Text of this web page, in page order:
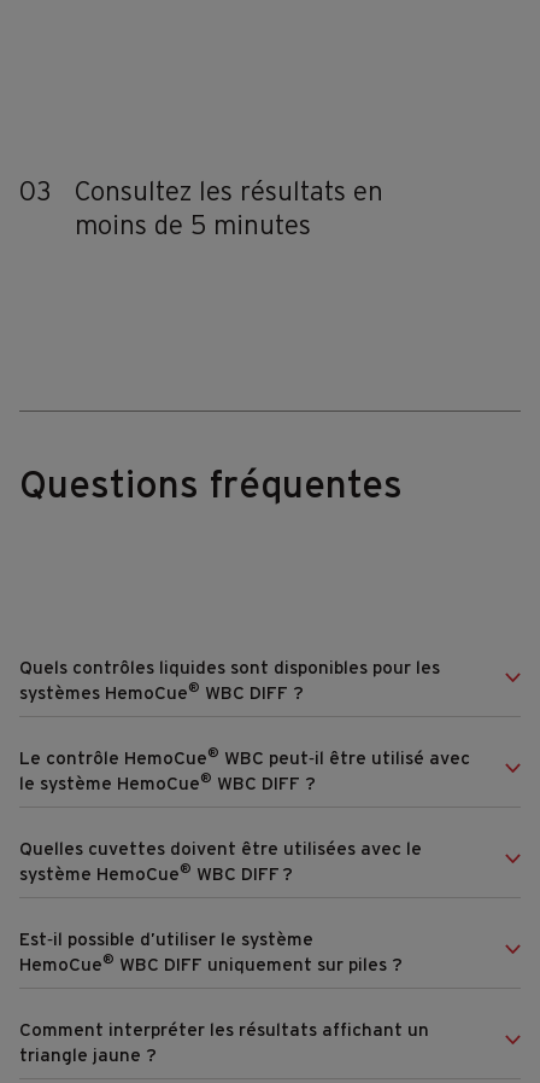
03
Consultez les résultats en
moins de 5 minutes
Questions fréquentes
Quels contrôles liquides sont disponibles pour les
systèmes HemoCue® WBC DIFF ?
Le contrôle HemoCue® WBC peut‑il être utilisé avec
le système HemoCue® WBC DIFF ?
Quelles cuvettes doivent être utilisées avec le
système HemoCue® WBC DIFF ?
Est‑il possible d’utiliser le système
HemoCue® WBC DIFF uniquement sur piles ?
Comment interpréter les résultats affichant un
triangle jaune ?